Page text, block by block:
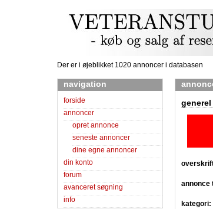
Der er i øjeblikket 1020 annoncer i databasen
navigation
forside
annoncer
opret annonce
seneste annoncer
dine egne annoncer
din konto
forum
avanceret søgning
info
annonce
kategori: